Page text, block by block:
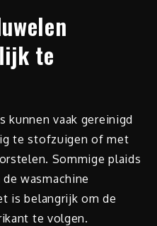
te
kunnen vaak gereinigd
te stofzuigen of met
Sommige plaids
wasmachine
is belangrijk om de
te volgen.